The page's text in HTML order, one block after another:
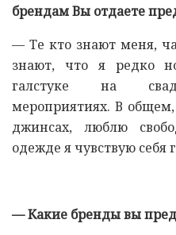
брендам Вы отдаете
— Те кто знают меня,
знают, что я редко
галстуке на
мероприятиях. В
джинсах, люблю
одежде я чувствую себя
— Какие бренды вы